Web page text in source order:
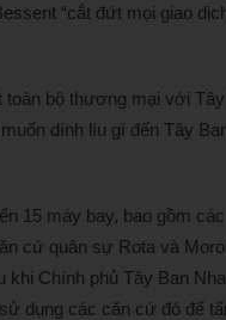
“cắt đứt mọi giao
toàn bộ thương mại với
dính líu gì đến Tây
15 máy bay, bao gồm
cứ quân sự Rota và
khi Chính phủ Tây Ban
dụng các căn cứ đó để